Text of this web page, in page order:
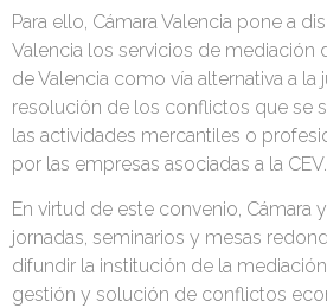
Para ello, Cámara Valencia pone a
Valencia los servicios de mediación
de Valencia como vía alternativa a la
resolución de los conflictos que se
las actividades mercantiles o
por las empresas asociadas a la CEV.
En virtud de este convenio, Cámara
jornadas, seminarios y mesas
difundir la institución de la
gestión y solución de conflictos